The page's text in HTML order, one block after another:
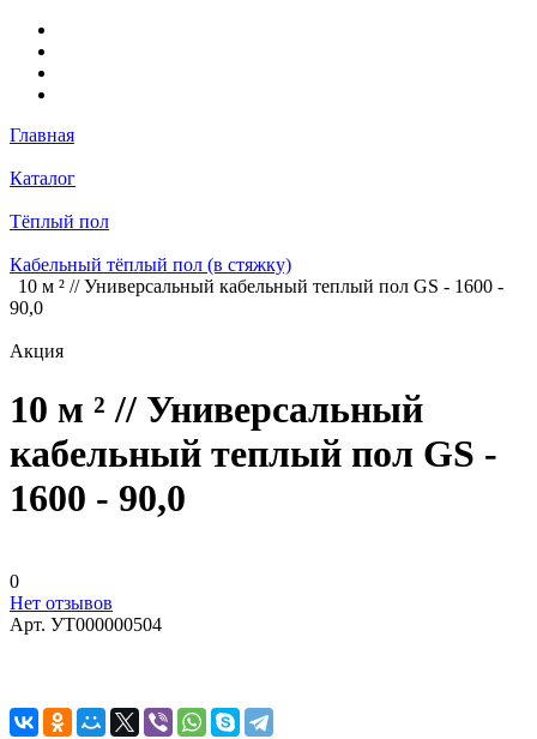
Главная
Каталог
Тёплый пол
Кабельный тёплый пол (в стяжку)
10 м ² // Универсальный кабельный теплый пол GS - 1600 -
90,0
Акция
10 м ² // Универсальный
кабельный теплый пол GS -
1600 - 90,0
0
Нет отзывов
Арт. УТ000000504